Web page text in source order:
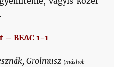
– BEAC 1-1
Grolmusz (máshol: